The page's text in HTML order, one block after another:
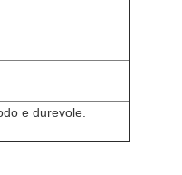
e durevole.